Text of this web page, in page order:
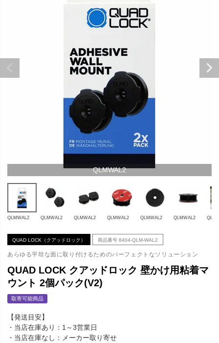
QLMWAL2
QLMWAL2 QLMWAL2 QLMWAL2 QLMWAL2 QLMWAL2 QLMWAL2
QUAD LOCK（クアッドロック） 商品番号 8404-QLM-WAL2
あらゆる平坦な面に取り付けるためのパーフェクトなソリューション
QUAD LOCK クアッドロック 壁かけ用粘着マ
ウント 2個パック(V2)
取寄可能商品
【発送目安】
・当店在庫あり：1～3営業日
・当店在庫なし：メーカー取り寄せ